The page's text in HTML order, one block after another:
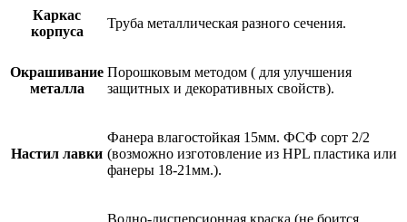
Каркас
корпуса
Труба металлическая разного сечения.
Окрашивание
металла
Порошковым методом ( для улучшения
защитных и декоративных свойств).
Настил лавки
Фанера влагостойкая 15мм. ФСФ сорт 2/2
(возможно изготовление из HPL пластика или
фанеры 18-21мм.).